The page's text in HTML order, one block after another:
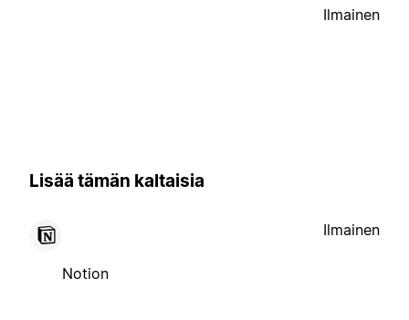
Ilmainen
Lisää tämän kaltaisia
Notion
Ilmainen